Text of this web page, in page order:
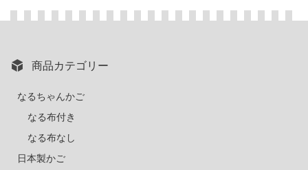
商品カテゴリー
なるちゃんかご
なる布付き
なる布なし
日本製かご